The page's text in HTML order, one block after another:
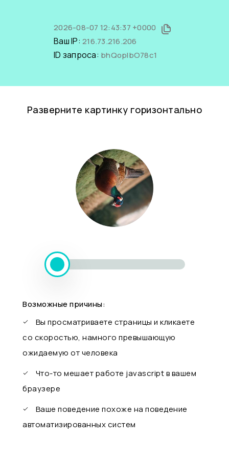
2026-08-07 12:43:37 +0000
Ваш IP: 216.73.216.206
ID запроса: bhQopIbO78c1
Разверните картинку горизонтально
Возможные причины:
Вы просматриваете страницы и кликаете
со скоростью, намного превышающую
ожидаемую от человека
Что-то мешает работе javascript в вашем
браузере
Ваше поведение похоже на поведение
автоматизированных систем